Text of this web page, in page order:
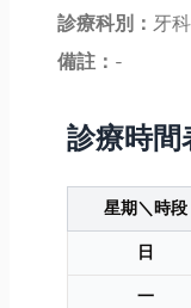
診療科別： 牙科
備註： -
診療時間
星期＼時段
日
一